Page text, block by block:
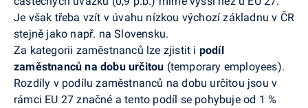
Je však třeba vzít v úvahu nízkou výchozí základnu v ČR
stejně jako např. na Slovensku.
Za kategorii zaměstnanců lze zjistit i podíl
zaměstnanců na dobu určitou (temporary employees).
Rozdíly v podílu zaměstnanců na dobu určitou jsou v
rámci EU 27 značné a tento podíl se pohybuje od 1 %